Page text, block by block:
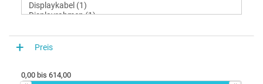
Preis
0,00 bis 614,00